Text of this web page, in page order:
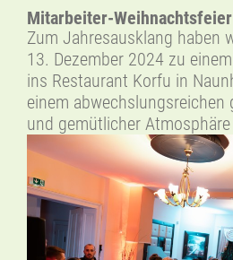
Mitarbeiter-
Zum Jahresausklang haben
13. Dezember 2024 zu
ins Restaurant Korfu in
einem
und gemütlicher